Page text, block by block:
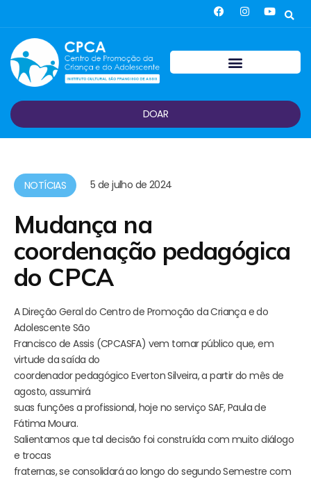
DOAR
NOTÍCIAS 5 de julho de 2024
Mudança na
coordenação pedagógica
do CPCA
A Direção Geral do Centro de Promoção da Criança e do
Adolescente São
Francisco de Assis (CPCASFA) vem tornar público que, em
virtude da saída do
coordenador pedagógico Everton Silveira, a partir do mês de
agosto, assumirá
suas funções a profissional, hoje no serviço SAF, Paula de
Fátima Moura.
Salientamos que tal decisão foi construída com muito diálogo
e trocas
fraternas, se consolidará ao longo do segundo Semestre com